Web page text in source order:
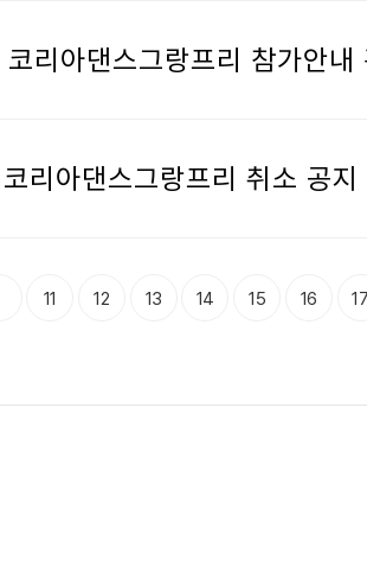
아댄스그랑프리 참가안내
아댄스그랑프리 취소 공지
11 12 13 14 15 16 17